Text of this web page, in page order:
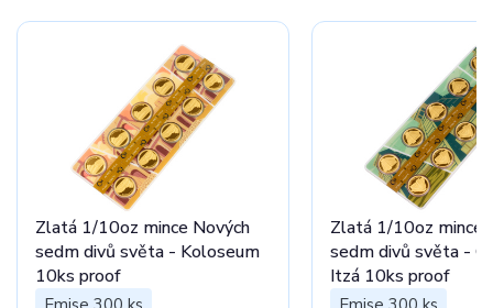
Zlatá 1/10oz mince Nových
sedm divů světa - Koloseum
10ks proof
Zlatá 1/10oz mince
sedm divů světa -
Itzá 10ks proof